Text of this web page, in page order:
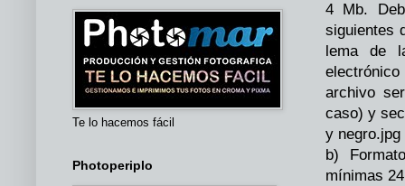
4 Mb.
siguientes
lema de
archivo
caso) y
y negro.jpg
b)
mínimas
Te lo hacemos fácil
Photoperiplo